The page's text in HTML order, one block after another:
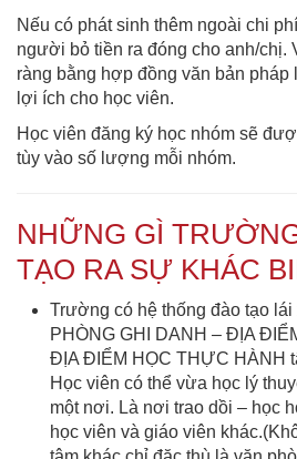
Nếu có phát sinh thêm ngoài chi
người bỏ tiền ra đóng cho anh/chị.
ràng bằng hợp đồng văn bản pháp
lợi ích cho học viên.
Học viên đăng ký học nhóm sẽ
tùy vào số lượng mỗi nhóm.
NHỮNG GÌ
TẠO RA SỰ KHÁC
Trường có hệ thống đào tạo lái
PHÒNG GHI DANH – ĐỊA
ĐỊA ĐIỂM HỌC THỰC HÀNH
Học viên có thể vừa học lý
một nơi. Là nơi trao dồi – học
học viên và giáo viên